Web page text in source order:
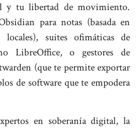
y tu libertad de movimiento.
para notas (basada en
suites ofimáticas de
LibreOffice, o gestores de
(que te permite exportar
de software que te empodera
en soberanía digital, la